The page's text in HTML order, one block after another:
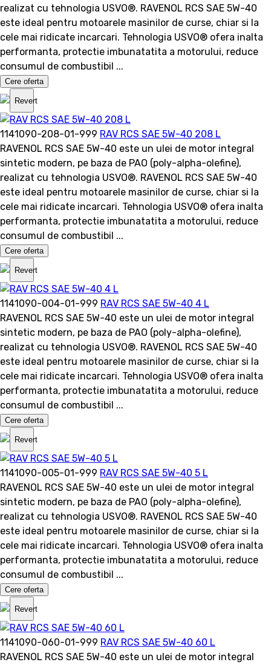
realizat cu tehnologia USVO®. RAVENOL RCS SAE 5W-40
este ideal pentru motoarele masinilor de curse, chiar si la
cele mai ridicate incarcari. Tehnologia USVO® ofera inalta
performanta, protectie imbunatatita a motorului, reduce
consumul de combustibil ...
Cere oferta
Revert
1141090-208-01-999 RAV RCS SAE 5W-40 208 L
RAVENOL RCS SAE 5W-40 este un ulei de motor integral
sintetic modern, pe baza de PAO (poly-alpha-olefine),
realizat cu tehnologia USVO®. RAVENOL RCS SAE 5W-40
este ideal pentru motoarele masinilor de curse, chiar si la
cele mai ridicate incarcari. Tehnologia USVO® ofera inalta
performanta, protectie imbunatatita a motorului, reduce
consumul de combustibil ...
Cere oferta
Revert
1141090-004-01-999 RAV RCS SAE 5W-40 4 L
RAVENOL RCS SAE 5W-40 este un ulei de motor integral
sintetic modern, pe baza de PAO (poly-alpha-olefine),
realizat cu tehnologia USVO®. RAVENOL RCS SAE 5W-40
este ideal pentru motoarele masinilor de curse, chiar si la
cele mai ridicate incarcari. Tehnologia USVO® ofera inalta
performanta, protectie imbunatatita a motorului, reduce
consumul de combustibil ...
Cere oferta
Revert
1141090-005-01-999 RAV RCS SAE 5W-40 5 L
RAVENOL RCS SAE 5W-40 este un ulei de motor integral
sintetic modern, pe baza de PAO (poly-alpha-olefine),
realizat cu tehnologia USVO®. RAVENOL RCS SAE 5W-40
este ideal pentru motoarele masinilor de curse, chiar si la
cele mai ridicate incarcari. Tehnologia USVO® ofera inalta
performanta, protectie imbunatatita a motorului, reduce
consumul de combustibil ...
Cere oferta
Revert
1141090-060-01-999 RAV RCS SAE 5W-40 60 L
RAVENOL RCS SAE 5W-40 este un ulei de motor integral